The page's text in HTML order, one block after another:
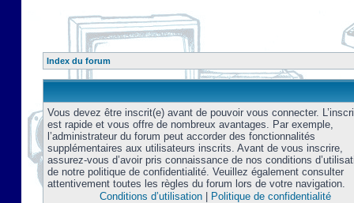
Index du forum
Vous devez être inscrit(e) avant de pouvoir vous connecter.
est rapide et vous offre de nombreux avantages. Par exemple,
l’administrateur du forum peut accorder des fonctionnalités
supplémentaires aux utilisateurs inscrits. Avant de vous inscrire,
assurez-vous d’avoir pris connaissance de nos conditions
de notre politique de confidentialité. Veuillez également consulter
attentivement toutes les règles du forum lors de votre navigation.
Conditions d’utilisation| Politique de confidentialité